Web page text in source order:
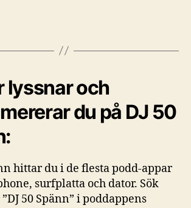
lyssnar och
du på DJ 50
hittar du i de flesta podd-appar
surfplatta och dator. Sök
50 Spänn” i poddappens